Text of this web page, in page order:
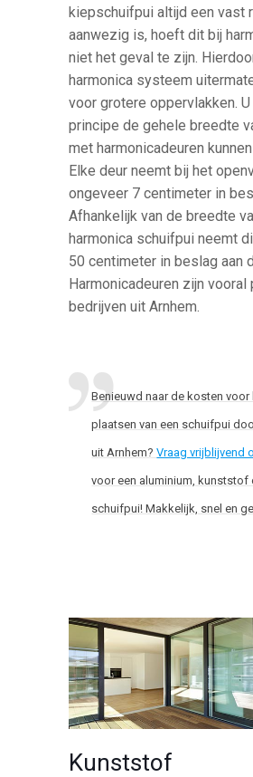
kiepschuifpui altijd een vast
aanwezig is, hoeft dit bij
niet het geval te zijn.
harmonica systeem
voor grotere oppervlakken.
principe de gehele breedte
met harmonicadeuren
Elke deur neemt bij het
ongeveer 7 centimeter in
Afhankelijk van de breedte
harmonica schuifpui neemt
50 centimeter in beslag aan
Harmonicadeuren zijn vooral
bedrijven uit Arnhem.
Benieuwd naar de kosten voor
plaatsen van een schuifpui
uit Arnhem?Vraag vrijblijvend
voor een aluminium, kunststof
schuifpui! Makkelijk, snel en
Kunststof